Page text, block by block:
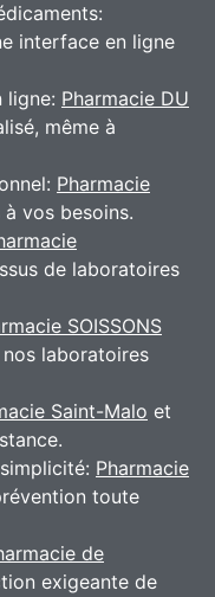
interface en ligne
ligne: Pharmacie DU
même à
Pharmacie
vos besoins.
de laboratoires
SOISSONS
laboratoires
Saint-Malo et
Pharmacie
toute
de
exigeante de